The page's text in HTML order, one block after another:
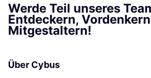
Werde Teil unseres
Entdeckern,
Mitgestaltern!
Über Cybus